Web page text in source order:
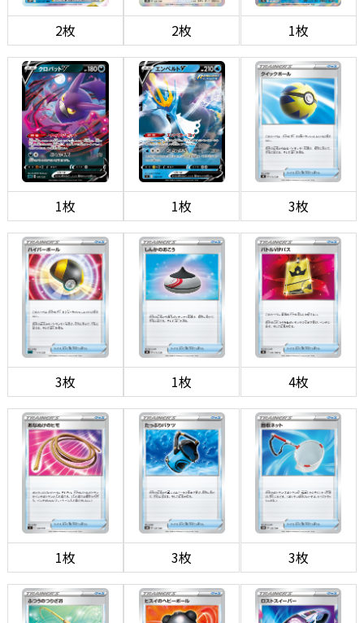
2枚 2枚 1枚
1枚 1枚 3枚
3枚 1枚 4枚
1枚 3枚 3枚